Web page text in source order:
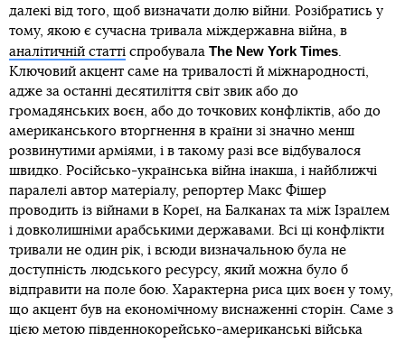
далекі від того, щоб визначати долю війни. Розібратись у
тому, якою є сучасна тривала міждержавна війна, в
аналітичній статті спробувала The New York Times.
Ключовий акцент саме на тривалості й міжнародності,
адже за останні десятиліття світ звик або до
громадянських воєн, або до точкових конфліктів, або до
американського вторгнення в країни зі значно менш
розвинутими арміями, і в такому разі все відбувалося
швидко. Російсько-українська війна інакша, і найближчі
паралелі автор матеріалу, репортер Макс Фішер
проводить із війнами в Кореї, на Балканах та між Ізраїлем
і довколишніми арабськими державами. Всі ці конфлікти
тривали не один рік, і всюди визначальною була не
доступність людського ресурсу, який можна було б
відправити на поле бою. Характерна риса цих воєн у тому,
що акцент був на економічному виснаженні сторін. Саме з
цією метою південнокорейсько-американські війська